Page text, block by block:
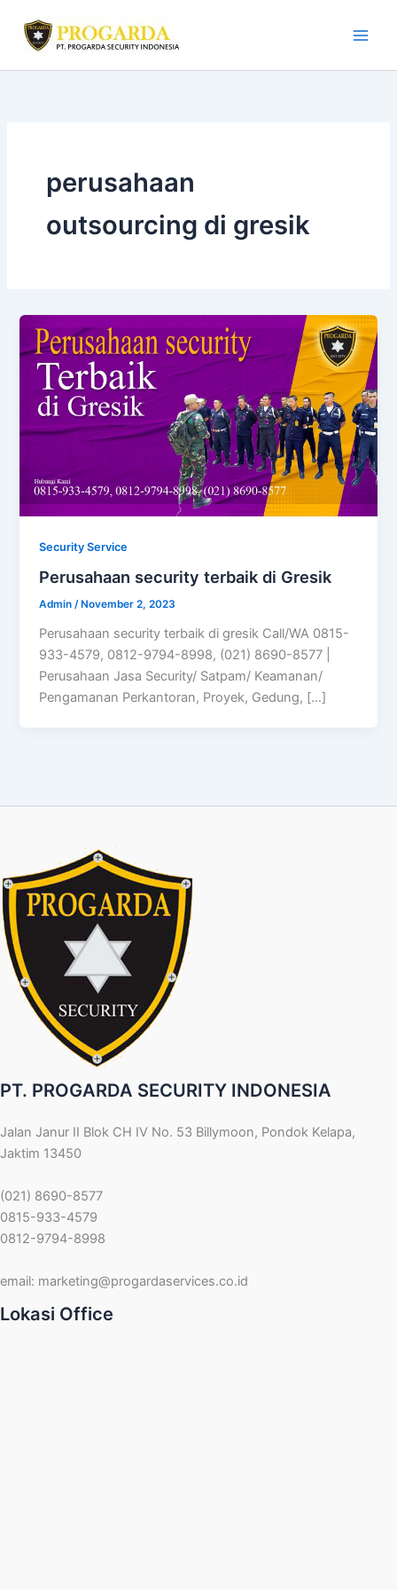
content
perusahaan
outsourcing di gresik
Security Service
Perusahaan security terbaik di Gresik
Admin/ November 2, 2023
Perusahaan security terbaik di gresik Call/WA 0815-
933-4579, 0812-9794-8998, (021) 8690-8577 |
Perusahaan Jasa Security/ Satpam/ Keamanan/
Pengamanan Perkantoran, Proyek, Gedung, […]
PT. PROGARDA SECURITY INDONESIA
Jalan Janur II Blok CH IV No. 53 Billymoon, Pondok Kelapa,
Jaktim 13450
(021) 8690-8577
0815-933-4579
0812-9794-8998
email: marketing@progardaservices.co.id
Lokasi Office